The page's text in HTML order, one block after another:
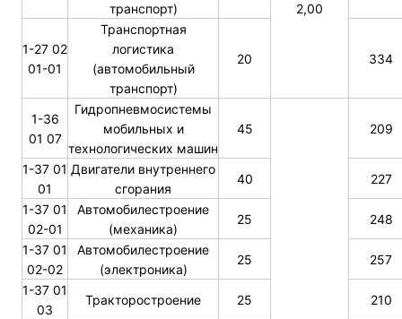
транспорт)
2,00
1-27 02
01-01
Транспортная
логистика
(автомобильный
транспорт)
20 334
1-36
01 07
Гидропневмосистемы
мобильных и
технологических машин
45 209
1-37 01
01
Двигатели внутреннего
сгорания
40
227
1-37 01
02-01
Автомобилестроение
(механика)
25
248
1-37 01
02-02
Автомобилестроение
(электроника)
25
257
1-37 01
03
Тракторостроение 25
210